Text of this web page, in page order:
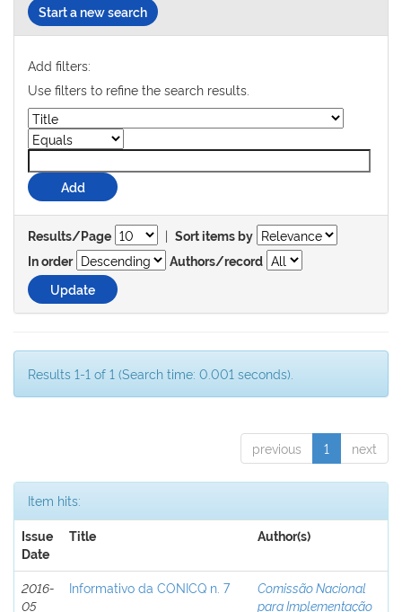
Start a new search
Add filters:
Use filters to refine the search results.
Results/Page | Sort items by
In order
Authors/record
Results 1-1 of 1 (Search time: 0.001 seconds).
previous 1 next
Item hits:
Issue
Date
Title Author(s)
2016-
05
Informativo da CONICQ n. 7
Comissão Nacional
para Implementação